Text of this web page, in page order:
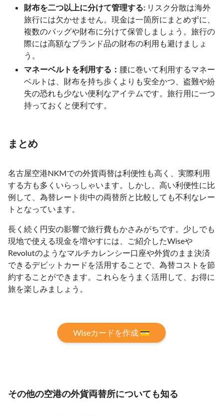
財布を二つ以上に分けて管理する: リスク分散は海外
旅行には欠かせません。現金は一箇所にまとめずに、
複数のバッグや財布に分けて保管しましょう。旅行の
際には高額なブランド品の財布の利用も避けましょ
う。
マネーベルトを利用する： 腰に巻いて利用するマネー
ベルトは、財布を持ち歩くよりも安全かつ、盗難や紛
失の恐れも少ない便利なアイテムです。旅行用に一つ
持っておくと便利です。
まとめ
名古屋空港NKMでの外貨両替は利便性も高く、実際利用
する方も多くいらっしゃいます。しかし、高い利便性に比
例して、為替レート街中の両替所と比較しても不利なレー
トとなっています。
長く続く円安の影響で旅行費もかさみがちです。少しでも
現地で使える現金を増やすには、ご紹介したWiseや
Revolutのようなマルチカレンシー口座や外貨のまま決済
できるデビットカードを活用することで、為替コストを節
約することができます。これらをうまく活用して、お得に
旅を楽しみましょう。
Wiseカードを作成 💳
その他の空港の外貨両替所についても知る